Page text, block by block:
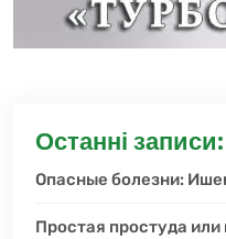
Останні записи:
Опасные болезни:
Простая простуда